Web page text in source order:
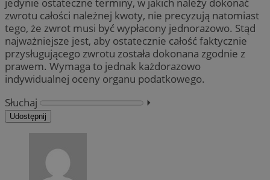
jedynie ostateczne terminy, w jakich należy dokonać
zwrotu całości należnej kwoty, nie precyzują natomiast
tego, że zwrot musi być wypłacony jednorazowo. Stąd
najważniejsze jest, aby ostatecznie całość faktycznie
przysługującego zwrotu została dokonana zgodnie z
prawem. Wymaga to jednak każdorazowo
indywidualnej oceny organu podatkowego.
Słuchaj
⏵︎
Udostępnij